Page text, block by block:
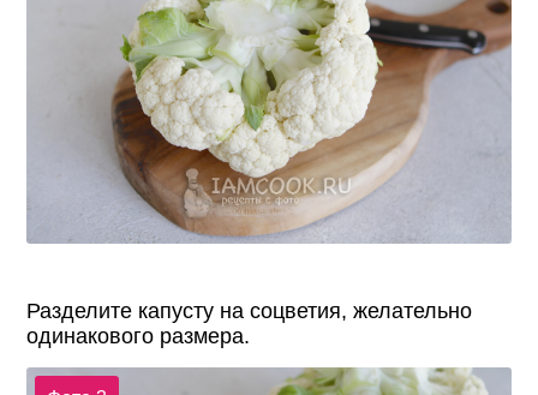
Разделите капусту на соцветия, желательно
одинакового размера.